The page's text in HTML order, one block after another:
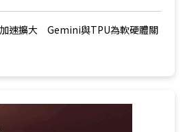
速擴大 Gemini與TPU為軟硬體關